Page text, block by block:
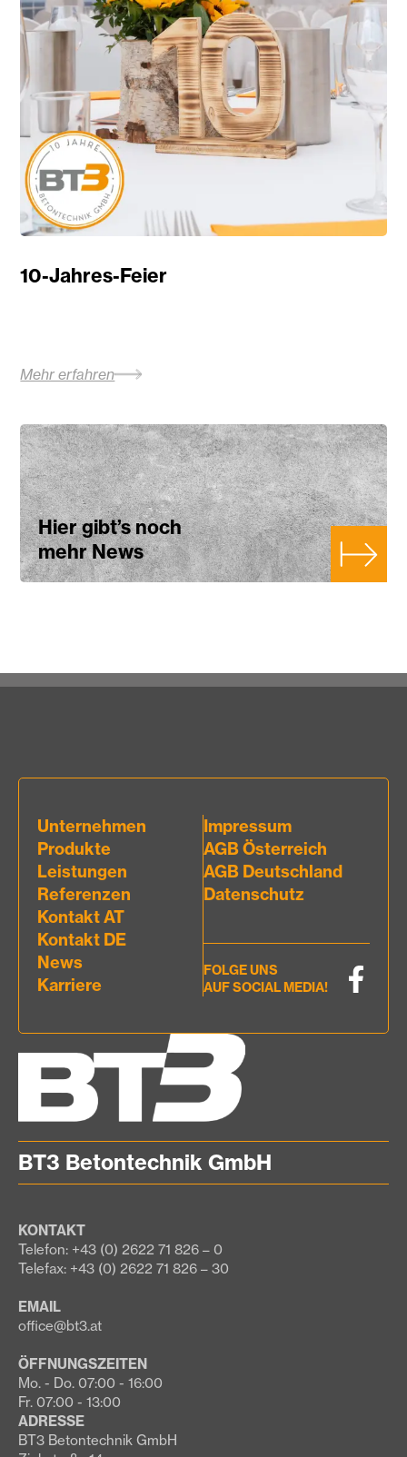
10-Jahres-Feier
Mehr erfahren
Hier gibt’s noch
mehr News
BT3 Betontechnik GmbH
KONTAKT
Telefon: +43 (0) 2622 71 826 – 0
Telefax: +43 (0) 2622 71 826 – 30
EMAIL
office@bt3.at
ÖFFNUNGSZEITEN
Mo. - Do. 07:00 - 16:00
Fr. 07:00 - 13:00
ADRESSE
BT3 Betontechnik GmbH
Unternehmen
Produkte
Leistungen
Referenzen
Kontakt AT
Kontakt DE
News
Karriere
Impressum
AGB Österreich
AGB Deutschland
Datenschutz
FOLGE UNS
AUF SOCIAL MEDIA!